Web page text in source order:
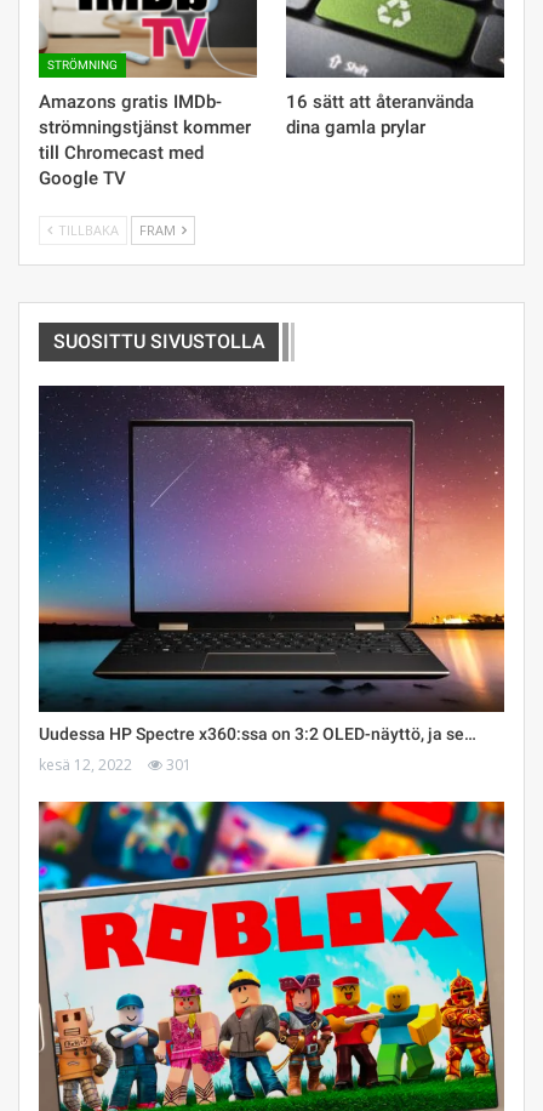
STRÖMNING
Amazons gratis IMDb-
strömningstjänst kommer
till Chromecast med
Google TV
16 sätt att återanvända
dina gamla prylar
TILLBAKA FRAM
SUOSITTU SIVUSTOLLA
Uudessa HP Spectre x360:ssa on 3:2 OLED-näyttö, ja se…
kesä 12, 2022 301